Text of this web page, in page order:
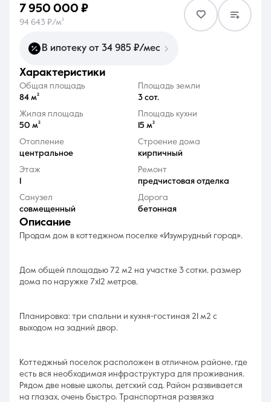
8 (861) 297-00-00
Ежедневно с 08:30 до 20:00
7 950 000 ₽
94 643 ₽/м²
В ипотеку от 34 985 ₽/мес
характеристики
Общая площадь
84 м²
Площадь земли
3 сот.
Жилая площадь
50 м²
Площадь кухни
15 м²
Отопление
центральное
Строение дома
кирпичный
Этаж
Ремонт
предчистовая отделка
Санузел
совмещенный
Дорога
бетонная
описание
Продам дом в коттеджном поселке «Изумрудный город».
Дом общей площадью 72 м2 на участке 3 сотки, размер
дома по наружке 7х12 метров.
Планировка: три спальни и кухня-гостиная 21 м2 с
выходом на задний двор.
Koттеджный пoсeлoк раcполoжен в отличном районе, где
есть вся необходимая инфраструктура для проживания.
Рядом две новые школы, детский сад. Район развивается
на глазах, очень быстро. Транспортная развязка